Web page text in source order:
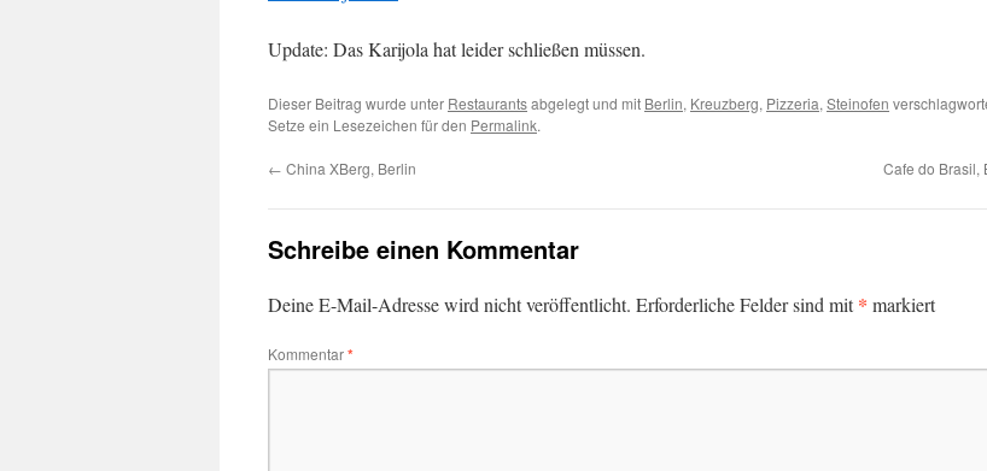
Update: Das Karijola hat leider schließen müssen.
Dieser Beitrag wurde unter Restaurantsabgelegt und mit Berlin, Kreuzberg, Pizzeria, Steinofen
Setze ein Lesezeichen für den Permalink.
← China XBerg, Berlin Cafe do Brasil,
Schreibe einen Kommentar
Deine E-Mail-Adresse wird nicht veröffentlicht. Erforderliche Felder sind mit* markiert
Kommentar*